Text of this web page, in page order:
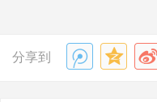
分享到